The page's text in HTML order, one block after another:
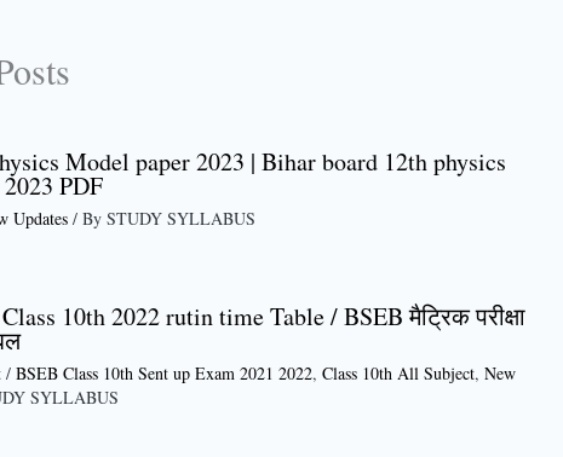
Model paper 2023 | Bihar board 12th physics
PDF
Updates / By STUDY SYLLABUS
10th 2022 rutin time Table / BSEB मैट्रिक परीक्षा
/ BSEB Class 10th Sent up Exam 2021 2022, Class 10th All Subject, New
SYLLABUS